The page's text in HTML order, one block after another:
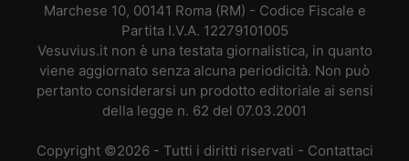
Marchese 10, 00141 Roma (RM) - Codice Fiscale e
Partita I.V.A. 12279101005
Vesuvius.it non è una testata giornalistica, in quanto
viene aggiornato senza alcuna periodicità. Non può
pertanto considerarsi un prodotto editoriale ai sensi
della legge n. 62 del 07.03.2001
Copyright ©2026 - Tutti i diritti riservati - Contattaci